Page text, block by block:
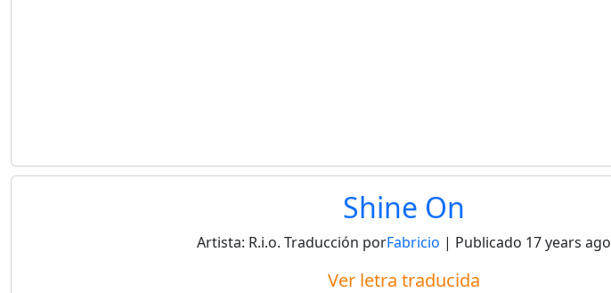
Shine On
Artista: R.i.o. Traducción porFabricio | Publicado 17 years ago
Ver letra traducida